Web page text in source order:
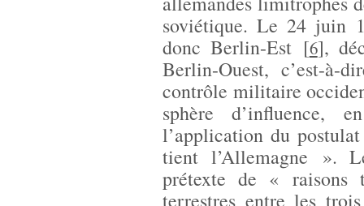
soviétique. Le 24 juin
donc Berlin-Est[6],
Berlin-Ouest, c’est-à-
contrôle militaire
sphère d’influence,
l’application du
tient l’Allemagne ».
prétexte de « raisons
terrestres entre les